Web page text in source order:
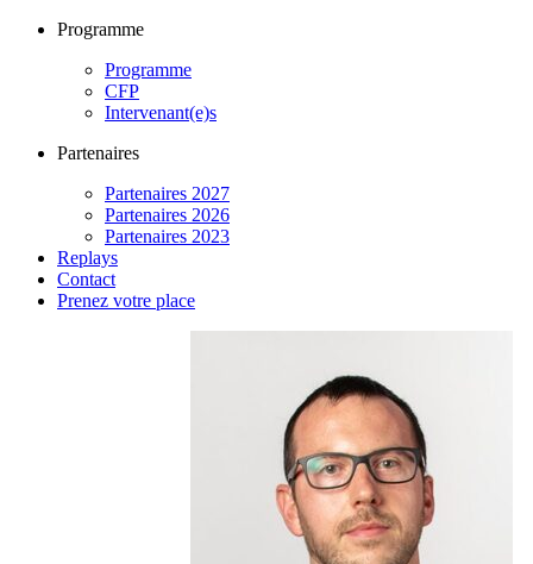
Programme
Programme
CFP
Intervenant(e)s
Partenaires
Partenaires 2027
Partenaires 2026
Partenaires 2023
Replays
Contact
Prenez votre place